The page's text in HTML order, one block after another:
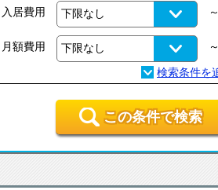
入居費用
月額費用
この条件で検索